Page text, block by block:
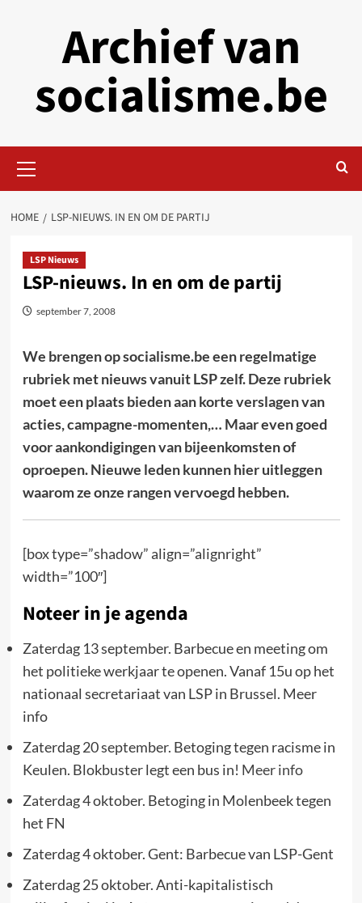
Archief van
socialisme.be
Menu
HOME LSP-NIEUWS. IN EN OM DE PARTIJ
LSP Nieuws
LSP-nieuws. In en om de partij
september 7, 2008
We brengen op socialisme.be een regelmatige
rubriek met nieuws vanuit LSP zelf. Deze rubriek
moet een plaats bieden aan korte verslagen van
acties, campagne-momenten,… Maar even goed
voor aankondigingen van bijeenkomsten of
oproepen. Nieuwe leden kunnen hier uitleggen
waarom ze onze rangen vervoegd hebben.
[box type=”shadow” align=”alignright”
width=”100″]
Noteer in je agenda
Zaterdag 13 september. Barbecue en meeting om
het politieke werkjaar te openen. Vanaf 15u op het
nationaal secretariaat van LSP in Brussel. Meer
info
Zaterdag 20 september. Betoging tegen racisme in
Keulen. Blokbuster legt een bus in! Meer info
Zaterdag 4 oktober. Betoging in Molenbeek tegen
het FN
Zaterdag 4 oktober. Gent: Barbecue van LSP-Gent
Zaterdag 25 oktober. Anti-kapitalistisch